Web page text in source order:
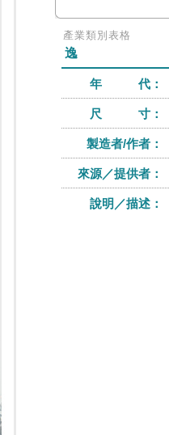
產業類別表格
逸
年 代：
尺 寸：
製造者/作者：
來源／提供者：
說明／描述：